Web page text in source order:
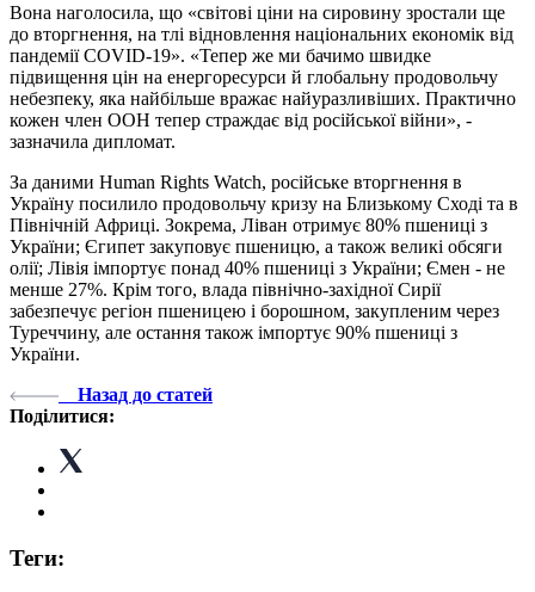
Вона наголосила, що «світові ціни на сировину зростали ще
до вторгнення, на тлі відновлення національних економік від
пандемії COVID-19». «Тепер же ми бачимо швидке
підвищення цін на енергоресурси й глобальну продовольчу
небезпеку, яка найбільше вражає найуразливіших. Практично
кожен член ООН тепер страждає від російської війни», -
зазначила дипломат.
За даними Human Rights Watch, російське вторгнення в
Україну посилило продовольчу кризу на Близькому Сході та в
Північній Африці. Зокрема, Ліван отримує 80% пшениці з
України; Єгипет закуповує пшеницю, а також великі обсяги
олії; Лівія імпортує понад 40% пшениці з України; Ємен - не
менше 27%. Крім того, влада північно-західної Сирії
забезпечує регіон пшеницею і борошном, закупленим через
Туреччину, але остання також імпортує 90% пшениці з
України.
Назад до статей
Поділитися:
Теги: